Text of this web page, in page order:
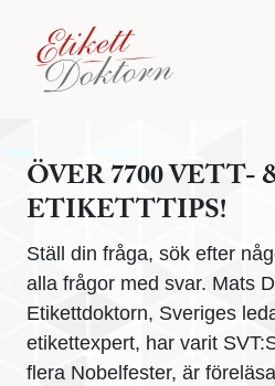
ÖVER 7700 VETT-
ETIKETTTIPS!
Ställ din fråga, sök efter
alla frågor med svar. Mats
Etikettdoktorn, Sveriges
etikettexpert, har varit
flera Nobelfester, är